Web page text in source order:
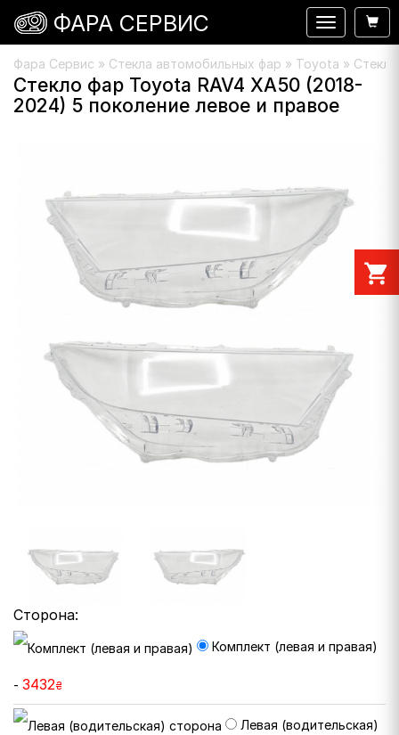
Фара Сервис » Стекла автомобильных фар » Toyota »
Стекло фар Toyota RAV4 XA50 (2018-
2024) 5 поколение левое и правое
Сторона:
Комплект (левая и правая)
- 3432₴
Левая (водительская)
Навигация
ФАРА СЕРВИС
shopping_cart